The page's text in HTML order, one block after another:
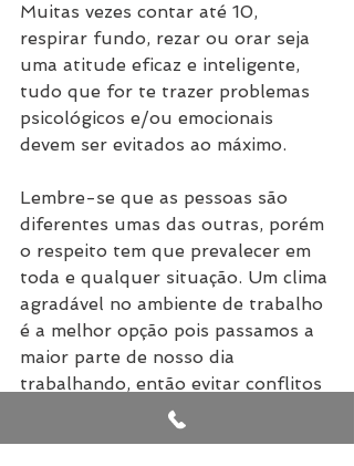
Muitas vezes contar até 10,
respirar fundo, rezar ou orar seja
uma atitude eficaz e inteligente,
tudo que for te trazer problemas
psicológicos e/ou emocionais
devem ser evitados ao máximo.
Lembre-se que as pessoas são
diferentes umas das outras, porém
o respeito tem que prevalecer em
toda e qualquer situação. Um clima
agradável no ambiente de trabalho
é a melhor opção pois passamos a
maior parte de nosso dia
trabalhando, então evitar conflitos
sempre será positivo pra sua saúde